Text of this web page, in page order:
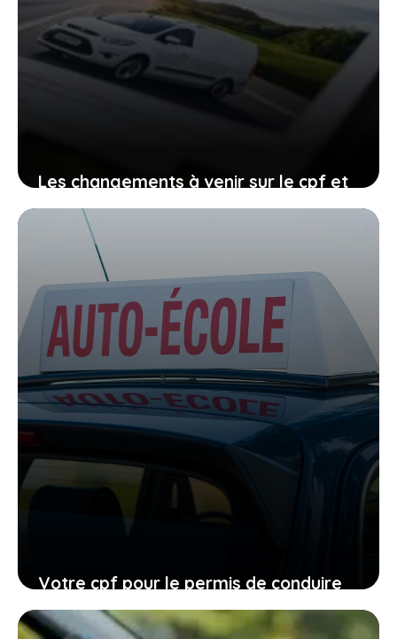
Les changements à venir sur le cpf et
le permis de conduire, comment vous
organiser avant qu’il ne soit trop tard
27 janvier 2026
Votre cpf pour le permis de conduire
expire en 2026, ne laissez pas filer